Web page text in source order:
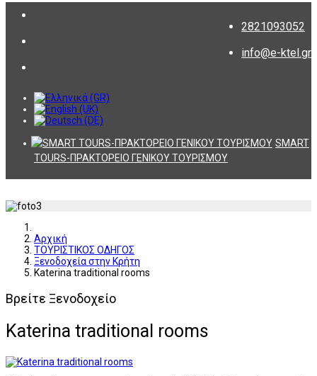
2821093052
info@e-ktel.gr
SMART
TOURS-ΠΡΑΚΤΟΡΕΙΟ ΓΕΝΙΚΟΥ ΤΟΥΡΙΣΜΟΥ
Αρχική
ΤΟΥΡΙΣΤΙΚΟΣ ΟΔΗΓΟΣ
Ξενοδοχεία στην Κρήτη
Katerina traditional rooms
Βρείτε Ξενοδοχείο
Katerina traditional rooms